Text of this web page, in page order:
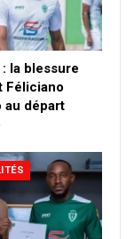
: la blessure
Féliciano
au départ